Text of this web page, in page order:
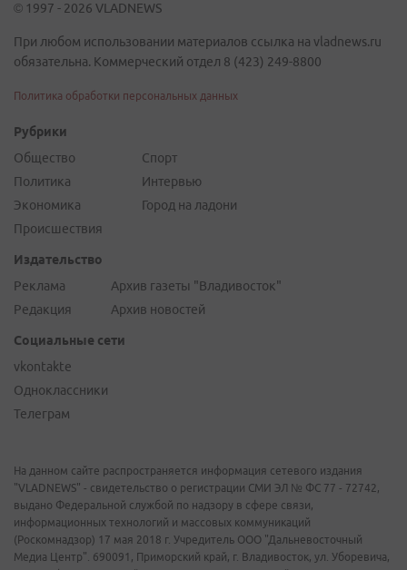
© 1997 - 2026 VLADNEWS
При любом использовании материалов ссылка на vladnews.ru
обязательна. Коммерческий отдел 8 (423) 249-8800
Политика обработки персональных данных
Рубрики
Общество
Политика
Экономика
Происшествия
Спорт
Интервью
Город на ладони
Издательство
Реклама
Редакция
Архив газеты "Владивосток"
Архив новостей
Социальные сети
vkontakte
Одноклассники
Телеграм
На данном сайте распространяется информация сетевого издания
"VLADNEWS" - свидетельство о регистрации СМИ ЭЛ № ФС 77 - 72742,
выдано Федеральной службой по надзору в сфере связи,
информационных технологий и массовых коммуникаций
(Роскомнадзор) 17 мая 2018 г. Учредитель ООО "Дальневосточный
Медиа Центр". 690091, Приморский край, г. Владивосток, ул. Уборевича,